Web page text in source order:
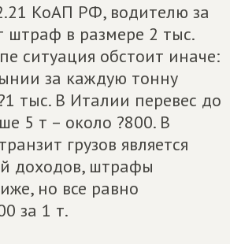
КоАП РФ, водителю за
штраф в размере 2 тыс.
ситуация обстоит иначе:
за каждую тонну
тыс. В Италии перевес до
5 т – около ?800. В
грузов является
доходов, штрафы
но все равно
за 1 т.